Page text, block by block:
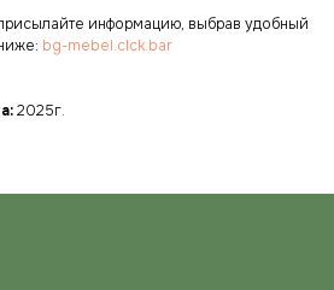
информацию, выбрав удобный
bg-mebel.clck.bar
2025г.